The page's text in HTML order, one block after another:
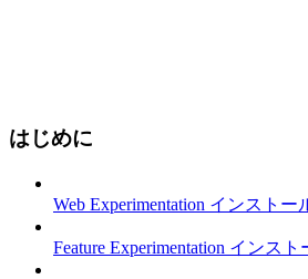
はじめに
Web Experimentation インストー
Feature Experimentation インス